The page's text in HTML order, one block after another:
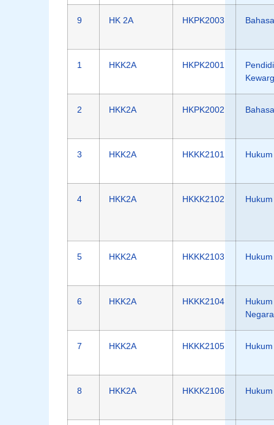
9 HK 2A HKPK2003
1 HKK2A HKPK2001
2 HKK2A HKPK2002
3 HKK2A HKKK2101
4 HKK2A HKKK2102
5 HKK2A HKKK2103
6 HKK2A HKKK2104
Negara
7 HKK2A HKKK2105
8 HKK2A HKKK2106